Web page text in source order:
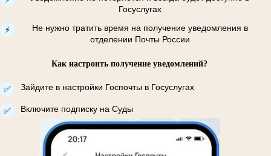
Госуслугах
⚡
Не нужно тратить время на получение уведомления в
отделении Почты России
Как настроить получение уведомлений?
✅ Зайдите в настройки Госпочты в Госуслугах
✅ Включите подписку на Суды